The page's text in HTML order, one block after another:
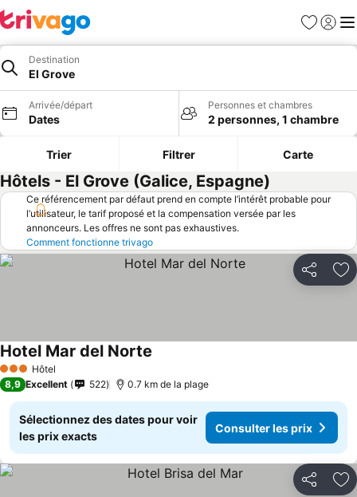
Favoris
Se
Destination
El Grove
Arrivée/départ
Dates
Personnes et chambres
2 personnes, 1 chambre
Trier Filtrer Carte
Hôtels - El Grove (Galice, Espagne)
Ce référencement par défaut prend en compte l’intérêt probable pour
l’utilisateur, le tarif proposé et la compensation versée par les
annonceurs. Les offres ne sont pas exhaustives.
Comment fonctionne trivago
Partager
3 ÉtoilesHôtel
Hotel Mar del Norte
8,9 Excellent 522 0.7 km de la plage
Sélectionnez des dates pour voir
les prix exacts
Consulter les prix
Partager